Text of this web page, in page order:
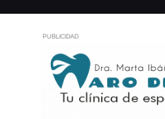
PUBLICIDAD